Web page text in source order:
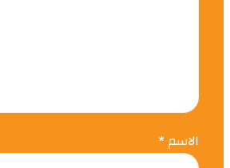
الاسم*